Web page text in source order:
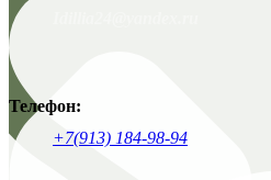
Телефон:
+7(913) 184-98-94